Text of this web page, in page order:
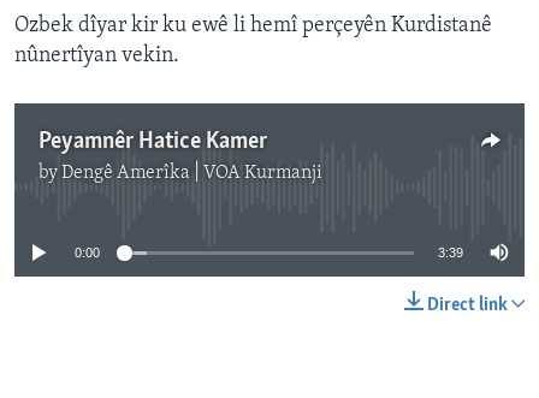
Ozbek dîyar kir ku ewê li hemî perçeyên Kurdistanê
nûnertîyan vekin.
Peyamnêr Hatice Kamer
byDengê Amerîka | VOA Kurmanji
No media source currently available
0:00 3:39
Direct link